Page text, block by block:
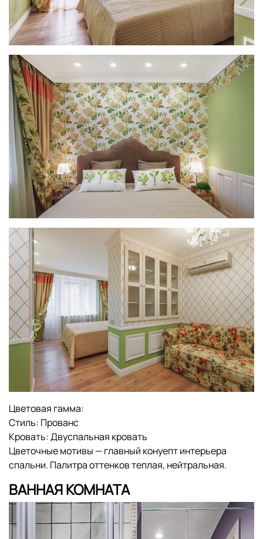
Цветовая гамма:
Стиль: Прованс
Кровать:Двуспальная кровать
Цветочные мотивы — главный конуепт интерьера
спальни. Палитра оттенков теплая, нейтральная.
ВАННАЯ КОМНАТА